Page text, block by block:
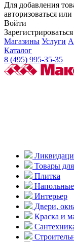
Для добавления
авторизоваться
Войти
Зарегистрироваться
Магазины Услуги
Каталог
8 (495) 995-35-35
Товары
Плитка
Интерьер
Двери,
Краска и